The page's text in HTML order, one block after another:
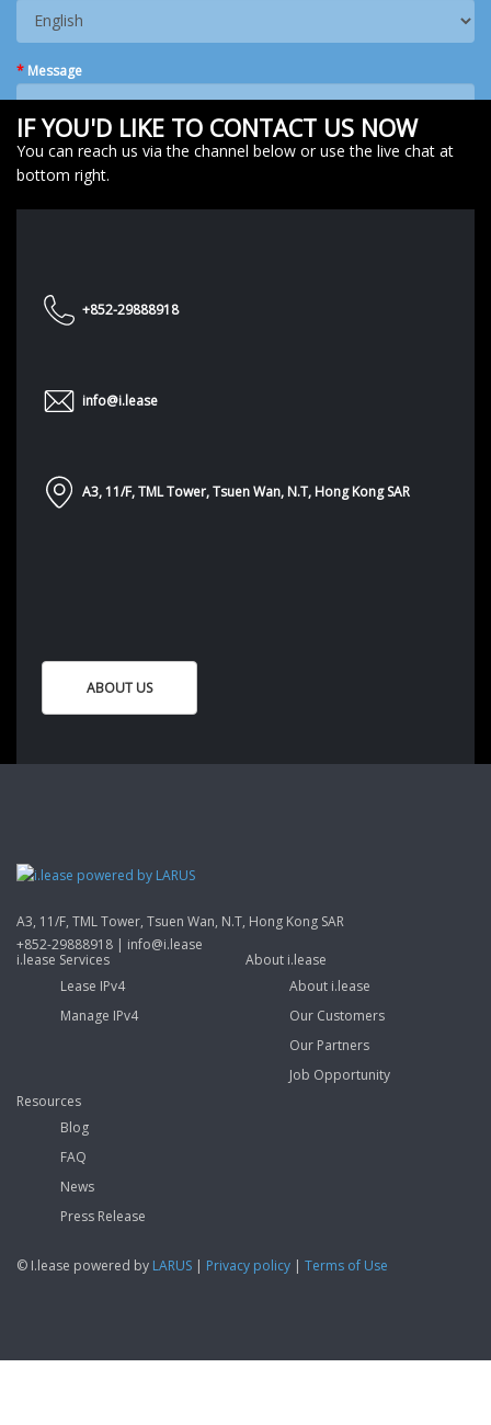
* Message
SUBMIT
IF YOU'D LIKE TO CONTACT US NOW
You can reach us via the channel below or use the live chat at
bottom right.
+852-29888918
info@i.lease
A3, 11/F, TML Tower, Tsuen Wan, N.T, Hong Kong SAR
ABOUT US
A3, 11/F, TML Tower, Tsuen Wan, N.T, Hong Kong SAR
+852-29888918 | info@i.lease
i.lease Services
Lease IPv4
Manage IPv4
About i.lease
About i.lease
Our Customers
Our Partners
Job Opportunity
Resources
Blog
FAQ
News
Press Release
© I.lease powered by LARUS | Privacy policy | Terms of Use